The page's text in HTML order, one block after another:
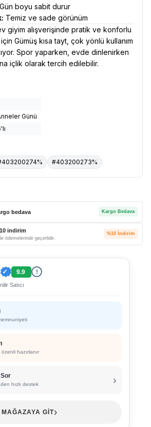
Gün boyu sabit durur
Temiz ve sade görünüm
giyim alışverişinde pratik ve konforlu
Gümüş kısa tayt, çok yönlü kullanım
Spor yaparken, evde dinlenirken
içlik olarak tercih edilebilir.
Günü
#403200273%
bedava Kargo Bedava
indirim
ödemelerinde geçerlidir.
%10 İndirim
✓ 9.9 !
Satıcı
hazırlanır
Sor
hızlı destek ›
MAĞAZAYA GİT›